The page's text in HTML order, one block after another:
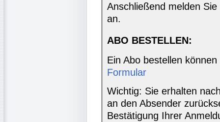
Anschließend melden
an.
ABO BESTELLEN:
Ein Abo bestellen
Formular
Wichtig: Sie erhalten
an den Absender
Bestätigung Ihrer